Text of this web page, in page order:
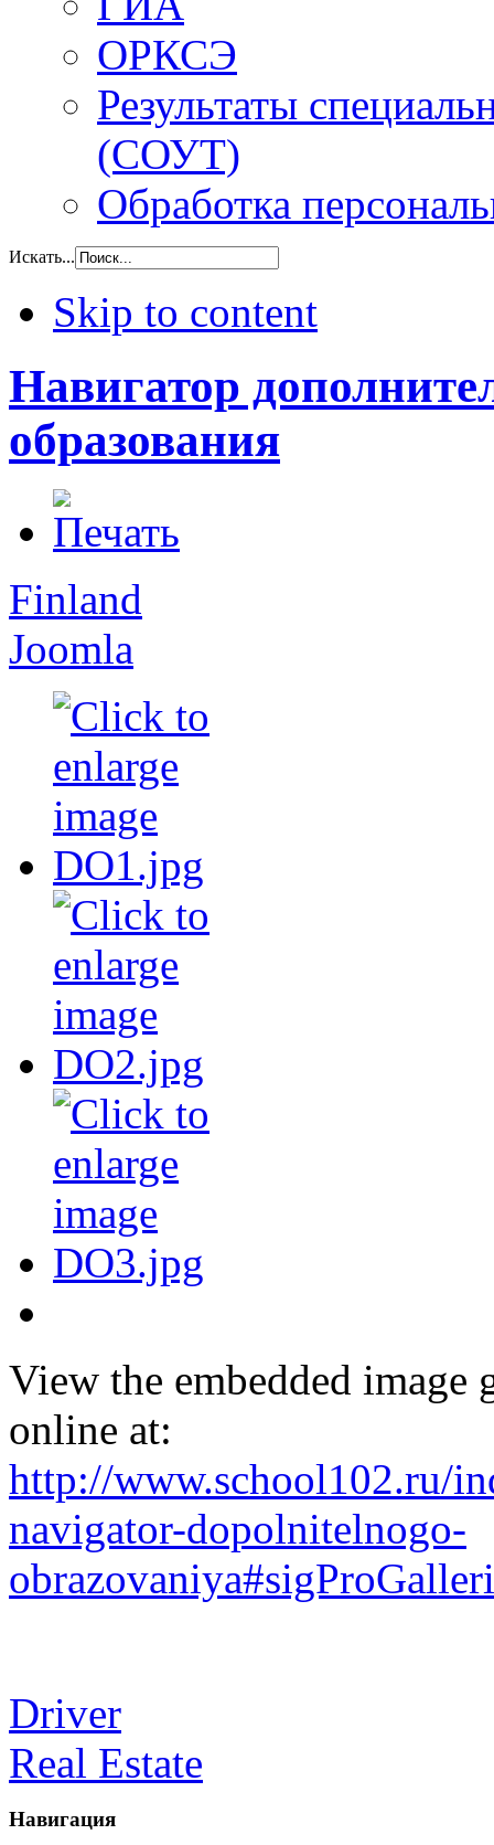
ОРКСЭ
Результаты
(СОУТ)
Обработка
Искать...
Skip to content
Навигатор
образования
Finland
Joomla
View the embedded image
online at:
http://www.school102.ru/
navigator-dopolnitelnogo-
Driver
Real Estate
Навигация